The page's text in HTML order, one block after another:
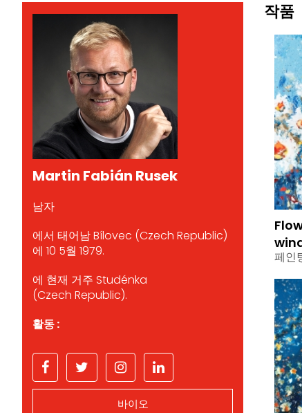
Martin Fabián Rusek
남자
에서 태어남 Bílovec (Czech Republic)
에 10 5월 1979.
에 현재 거주 Studénka
(Czech Republic).
활동 :
바이오
작품
페인